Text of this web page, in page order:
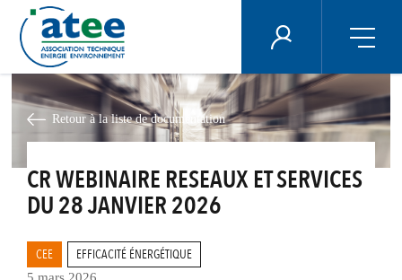
au
contenu
principal
ÉNERGIE PLUS
Retour à la liste de documentation
CR WEBINAIRE RESEAUX ET SERVICES
DU 28 JANVIER 2026
CEE EFFICACITÉ ÉNERGÉTIQUE
Panneau de gestion des cookies